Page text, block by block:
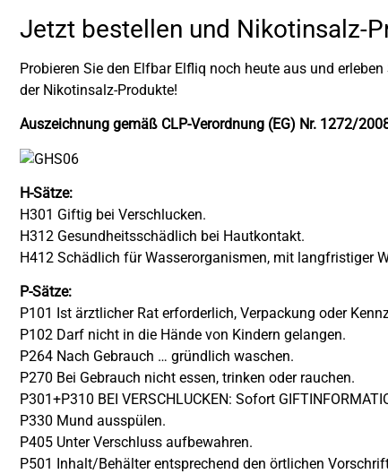
Jetzt bestellen und Nikotinsalz-
Probieren Sie den Elfbar Elfliq noch heute aus und
der Nikotinsalz-Produkte!
Auszeichnung gemäß CLP-Verordnung (EG) Nr. 1272/
H-Sätze:
H301 Giftig bei Verschlucken.
H312 Gesundheitsschädlich bei Hautkontakt.
H412 Schädlich für Wasserorganismen, mit langfristiger
P-Sätze:
P101 Ist ärztlicher Rat erforderlich, Verpackung oder
P102 Darf nicht in die Hände von Kindern gelangen.
P264 Nach Gebrauch … gründlich waschen.
P270 Bei Gebrauch nicht essen, trinken oder rauchen.
P301+P310 BEI VERSCHLUCKEN: Sofort
P330 Mund ausspülen.
P405 Unter Verschluss aufbewahren.
P501 Inhalt/Behälter entsprechend den örtlichen